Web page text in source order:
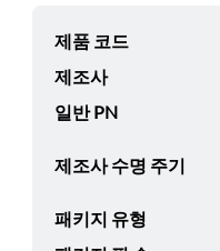
제품 코드
제조사
일반 PN
제조사 수명 주기
패키지 유형